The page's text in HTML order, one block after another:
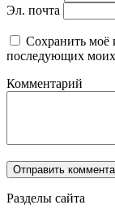
Эл. почта
Сохранить моё
последующих
Комментарий
Разделы сайта